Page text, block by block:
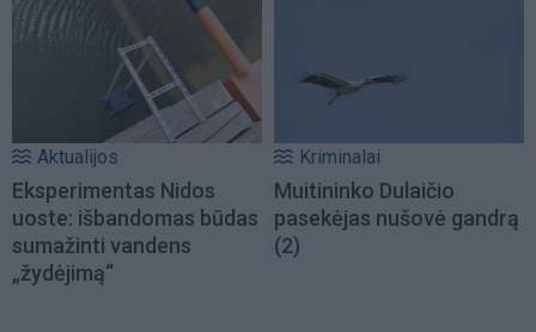
Aktualijos
Eksperimentas Nidos
uoste: išbandomas būdas
sumažinti vandens
„žydėjimą“
Kriminalai
Muitininko Dulaičio
pasekėjas nušovė gandrą
(2)